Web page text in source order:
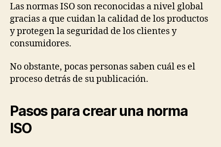
Las normas ISO son reconocidas a nivel global
gracias a que cuidan la calidad de los productos
y protegen la seguridad de los clientes y
consumidores.
No obstante, pocas personas saben cuál es el
proceso detrás de su publicación.
Pasos para crear una norma
ISO